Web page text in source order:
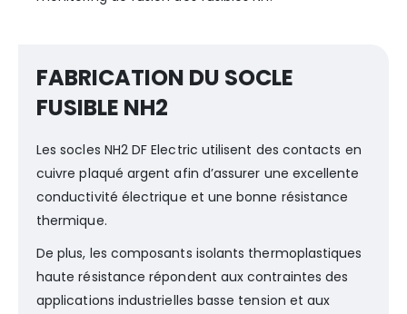
FABRICATION DU SOCLE
FUSIBLE NH2
Les socles NH2 DF Electric utilisent des contacts en
cuivre plaqué argent afin d’assurer une excellente
conductivité électrique et une bonne résistance
thermique.
De plus, les composants isolants thermoplastiques
haute résistance répondent aux contraintes des
applications industrielles basse tension et aux